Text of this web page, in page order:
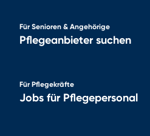
Für Senioren & Angehörige
Pflegeanbieter suchen
Für Pflegekräfte
Jobs für Pflegepersonal